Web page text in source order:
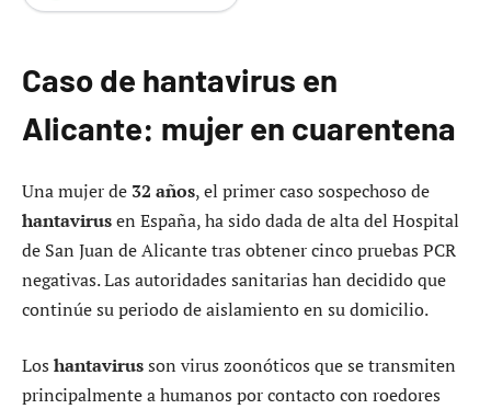
Caso de hantavirus en
Alicante: mujer en cuarentena
Una mujer de 32 años, el primer caso sospechoso de
hantavirusen España, ha sido dada de alta del Hospital
de San Juan de Alicante tras obtener cinco pruebas PCR
negativas. Las autoridades sanitarias han decidido que
continúe su periodo de aislamiento en su domicilio.
Los hantavirusson virus zoonóticos que se transmiten
principalmente a humanos por contacto con roedores